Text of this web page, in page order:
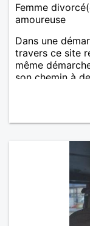
Femme
amoureuse
Dans une
travers ce site
même
son chemin à
affection. Pour
caractère
affectueux
personne qui
courtoisie. Il
vous dis peut-
aventures